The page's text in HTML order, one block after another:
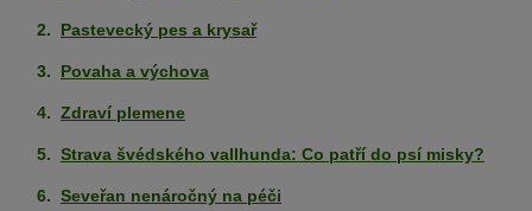
Pastevecký pes a krysař
Povaha a výchova
Zdraví plemene
Strava švédského vallhunda: Co patří do psí misky?
Seveřan nenáročný na péči